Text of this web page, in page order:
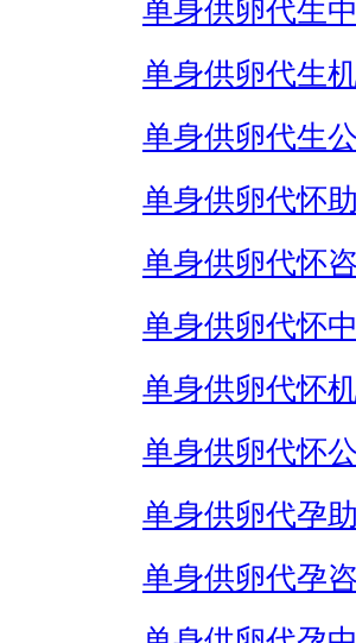
单身供卵代生
单身供卵代生
单身供卵代生
单身供卵代怀
单身供卵代怀
单身供卵代怀
单身供卵代怀
单身供卵代怀
单身供卵代孕
单身供卵代孕